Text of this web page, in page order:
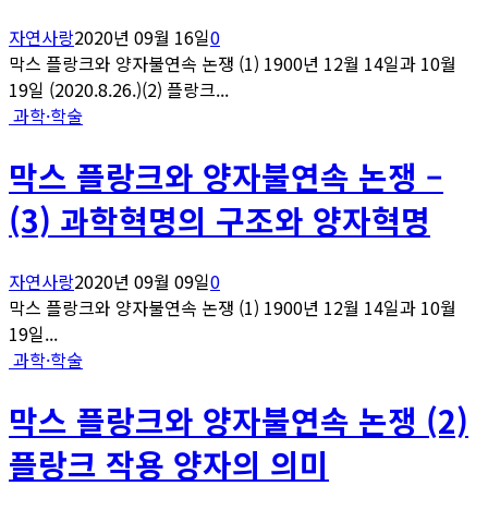
자연사랑2020년 09월 16일0
막스 플랑크와 양자불연속 논쟁 (1) 1900년 12월 14일과 10월
19일 (2020.8.26.)(2) 플랑크...
과학·학술
막스 플랑크와 양자불연속 논쟁 –
(3) 과학혁명의 구조와 양자혁명
자연사랑2020년 09월 09일0
막스 플랑크와 양자불연속 논쟁 (1) 1900년 12월 14일과 10월
19일...
과학·학술
막스 플랑크와 양자불연속 논쟁 (2)
플랑크 작용 양자의 의미